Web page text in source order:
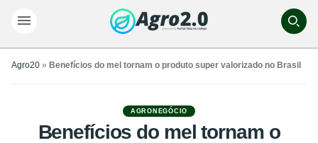
Agro20 » Benefícios do mel tornam o produto super valorizado no Brasil
AGRONEGÓCIO
Benefícios do mel tornam o